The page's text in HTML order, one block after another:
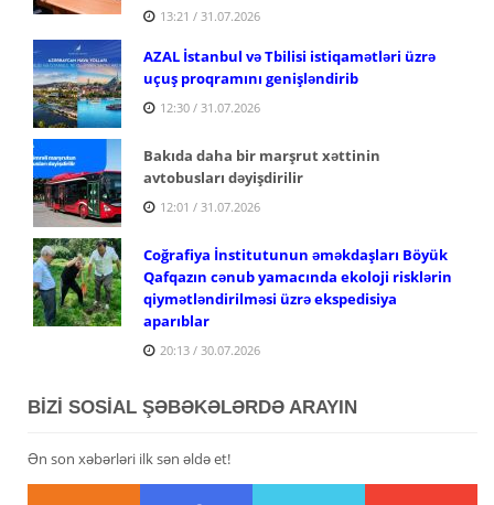
13:21 / 31.07.2026
AZAL İstanbul və Tbilisi istiqamətləri üzrə
uçuş proqramını genişləndirib
12:30 / 31.07.2026
Bakıda daha bir marşrut xəttinin
avtobusları dəyişdirilir
12:01 / 31.07.2026
Coğrafiya İnstitutunun əməkdaşları Böyük
Qafqazın cənub yamacında ekoloji risklərin
qiymətləndirilməsi üzrə ekspedisiya
aparıblar
20:13 / 30.07.2026
BİZİ SOSİAL ŞƏBƏKƏLƏRDƏ ARAYIN
Ən son xəbərləri ilk sən əldə et!